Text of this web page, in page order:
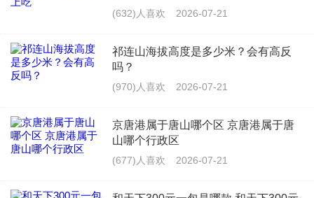
(632)人喜欢 2026-07-21
祁连山海拔高度是多少米？会有高反
吗？
(970)人喜欢 2026-07-21
京唐港属于唐山哪个区 京唐港属于唐
山哪个行政区
(677)人喜欢 2026-07-21